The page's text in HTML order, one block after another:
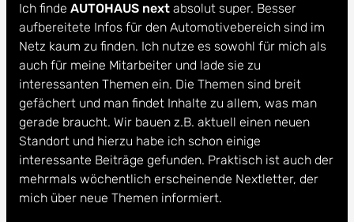
Ich finde AUTOHAUS next absolut super. Besser
aufbereitete Infos für den Automotivebereich sind im
Netz kaum zu finden. Ich nutze es sowohl für mich als
auch für meine Mitarbeiter und lade sie zu
interessanten Themen ein. Die Themen sind breit
gefächert und man findet Inhalte zu allem, was man
gerade braucht. Wir bauen z.B. aktuell einen neuen
Standort und hierzu habe ich schon einige
interessante Beiträge gefunden. Praktisch ist auch der
mehrmals wöchentlich erscheinende Nextletter, der
mich über neue Themen informiert.